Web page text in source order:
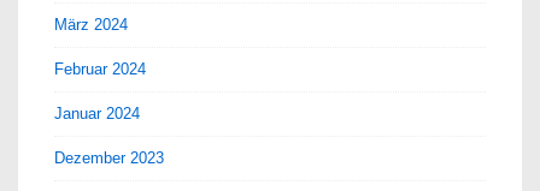
März 2024
Februar 2024
Januar 2024
Dezember 2023